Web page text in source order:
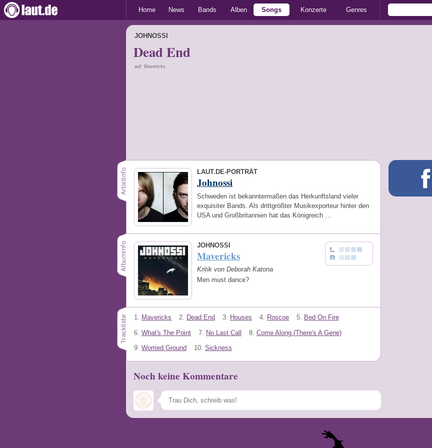
Home News Bands Alben Songs Konzerte Genres
JOHNOSSI
Dead End
auf: Mavericks
LAUT.DE-PORTRÄT
Johnossi
Schweden ist bekanntermaßen das Herkunftsland vieler
exquisiter Bands. Als drittgrößter Musikexporteur hinter den
USA und Großbritannien hat das Königreich …
JOHNOSSI
Mavericks
Kritik von Deborah Katona
Men must dance?
1. Mavericks 2. Dead End 3. Houses 4. Roscoe 5. Bed On Fire
6. What's The Point 7. No Last Call 8. Come Along (There's A Gene)
9. Worried Ground 10. Sickness
Noch keine Kommentare
Speichern